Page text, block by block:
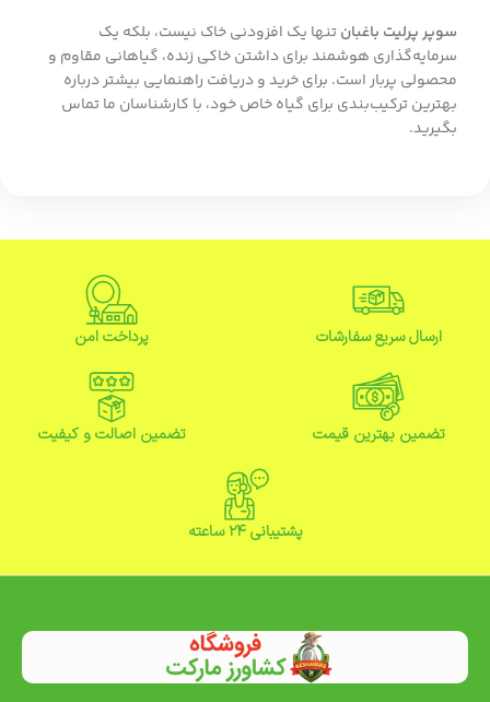
سوپر پرلیت باغبانتنها یک افزودنی خاک نیست، بلکه یک
سرمایه‌گذاری هوشمند برای داشتن خاکی زنده، گیاهانی مقاوم و
محصولی پربار است. برای خرید و دریافت راهنمایی بیشتر درباره
بهترین ترکیب‌بندی برای گیاه خاص خود، با کارشناسان ما تماس
بگیرید.
ارسال سریع سفارشات پرداخت امن
تضمین بهترین قیمت تضمین اصالت و کیفیت
پشتیبانی ۲۴ ساعته